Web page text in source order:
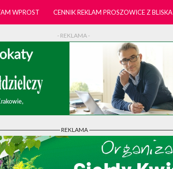
WPROST CENNIK REKLAM PROSZOWICE Z BLISKA
- REKLAMA -
- REKLAMA -